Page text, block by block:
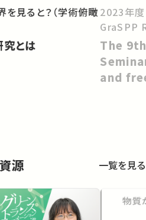
を見ると？（学術俯瞰
研究とは
2023年
GraSPP
The
and
源 一覧を見る